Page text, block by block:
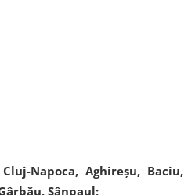
Napoca, Aghireșu, Baciu,
Sânpaul;